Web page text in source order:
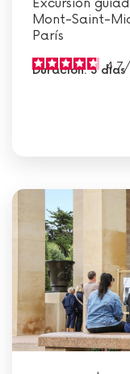
Excursión
Mont-Saint-
París
4.7/
Duración: 3 días